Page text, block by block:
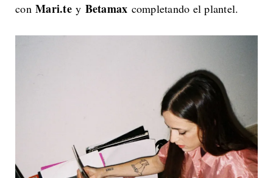
con Mari.tey Betamax completando el plantel.